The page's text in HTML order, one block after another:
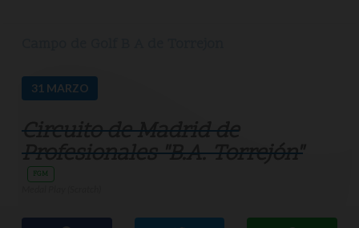
31 MARZO
Circuito de Madrid de
Profesionales "B.A. Torrejón"
FGM